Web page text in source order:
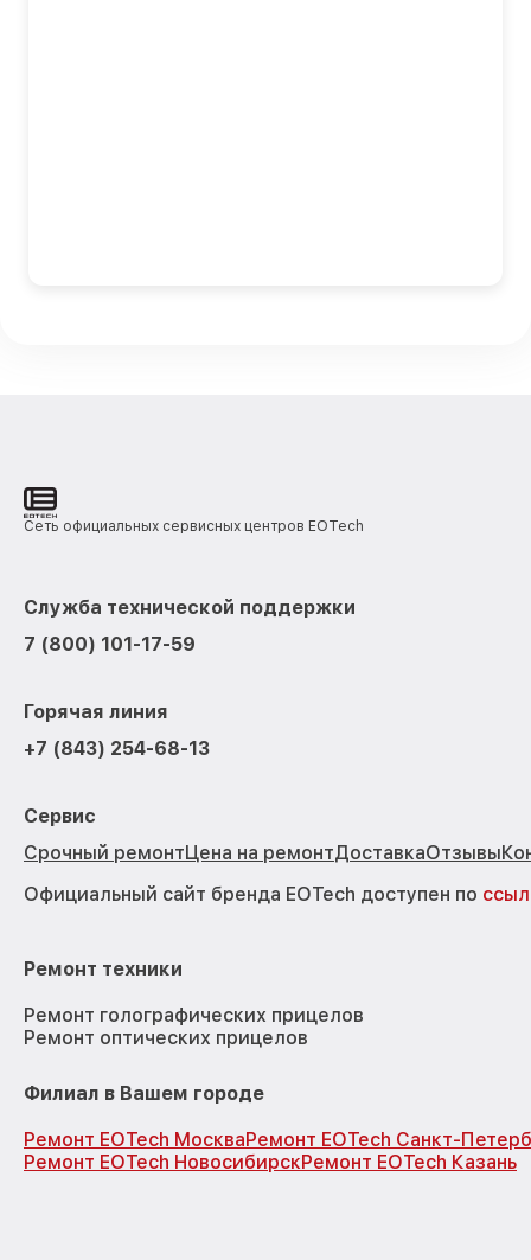
Сеть официальных сервисных центров EOTech
Служба технической поддержки
7 (800) 101-17-59
Горячая линия
+7 (843) 254-68-13
Сервис
Срочный ремонтЦена на ремонтДоставкаОтзывы
Официальный сайт бренда EOTech доступен по
Ремонт техники
Ремонт голографических прицелов
Ремонт оптических прицелов
Филиал в Вашем городе
Ремонт EOTech МоскваРемонт EOTech Санкт-
Ремонт EOTech НовосибирскРемонт EOTech Казань